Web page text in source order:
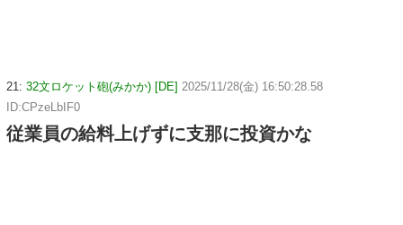
21: 32文ロケット砲(みかか) [DE] 2025/11/28(金) 16:50:28.58
ID:CPzeLbIF0
従業員の給料上げずに支那に投資かな